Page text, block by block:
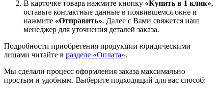
В карточке товара нажмите кнопку «Купить в 1 клик»,
оставьте контактные данные в появившемся окне и
нажмите «Отправить». Далее с Вами свяжется наш
менеджер для уточнения деталей заказа.
Подробности приобретения продукции юридическими
лицами читайте в разделе «Оплата».
Мы сделали процесс оформления заказа максимально
простым и удобным. Выберите подходящий для вас способ: